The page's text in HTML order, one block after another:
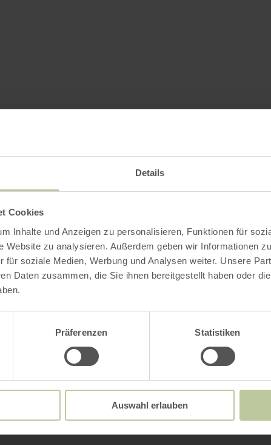
Details
Cookies
Inhalte und Anzeigen zu personalisieren, Funktionen für
Website zu analysieren. Außerdem geben wir Informationen
für soziale Medien, Werbung und Analysen weiter. Unsere
Daten zusammen, die Sie ihnen bereitgestellt haben oder
Präferenzen Statistiken
Auswahl erlauben